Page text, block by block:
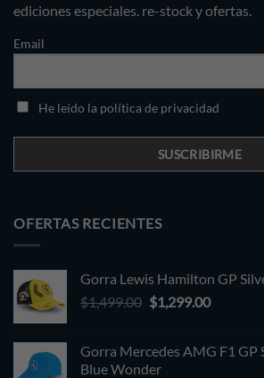
ediciones especiales. re-stock y ofertas.
Email
He leído la política de privacidad
OFERTAS RECIENTES
Gorra Lewis Hamilton GP
$1,499.00 Original
$1,499.00.
$1,299.00Current
Gorra Mercedes AMG F1 GP
Blue Wonder